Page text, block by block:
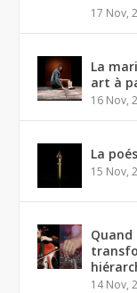
17 Nov,
La
art à
16 Nov,
La
15 Nov,
Quand
14 Nov,